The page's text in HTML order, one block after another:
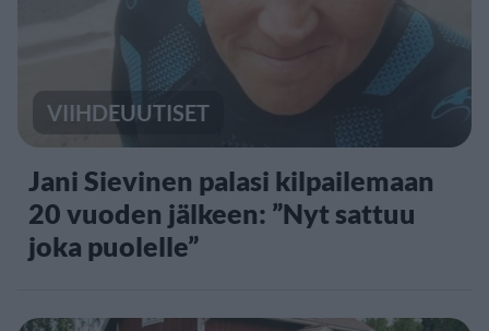
VIIHDEUUTISET
Jani Sievinen palasi kilpailemaan
20 vuoden jälkeen: ”Nyt sattuu
joka puolelle”